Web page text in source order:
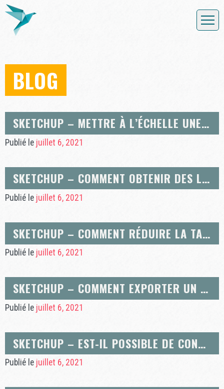
BLOG
SKETCHUP – METTRE À L’ÉCHELLE UNE PARTIE DU MODÈLE AVEC L’OUTIL MÈTRE
Publié le juillet 6, 2021
SKETCHUP – COMMENT OBTENIR DES LIGNES DE LA COULEUR DE LA MATIÈRE OU DE LA COULEUR DU CALQUE
Publié le juillet 6, 2021
SKETCHUP – COMMENT RÉDUIRE LA TAILLE DE MES FICHIERS SKETCHUP?
Publié le juillet 6, 2021
SKETCHUP – COMMENT EXPORTER UN TRACÉ 2D RÉALISÉ AVEC SKETCHUP VERS UN LOGICIEL DE COMMANDE DE MACHINE NUMÉRIQUE ?
Publié le juillet 6, 2021
SKETCHUP – EST-IL POSSIBLE DE CONVERTIR UN PLAN DE MAISON EN JPG POUR LE MODIFIER EN 3D
Publié le juillet 6, 2021